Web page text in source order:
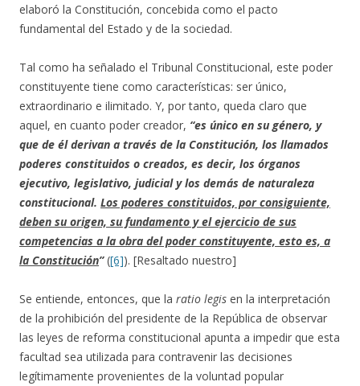
elaboró la Constitución, concebida como el pacto
fundamental del Estado y de la sociedad.
Tal como ha señalado el Tribunal Constitucional, este poder
constituyente tiene como características: ser único,
extraordinario e ilimitado. Y, por tanto, queda claro que
aquel, en cuanto poder creador, “es único en su género, y
que de él derivan a través de la Constitución, los llamados
poderes constituidos o creados, es decir, los órganos
ejecutivo, legislativo, judicial y los demás de naturaleza
constitucional. Los poderes constituidos, por consiguiente,
deben su origen, su fundamento y el ejercicio de sus
competencias a la obra del poder constituyente, esto es, a
la Constitución”([6]). [Resaltado nuestro]
Se entiende, entonces, que la ratio legis en la interpretación
de la prohibición del presidente de la República de observar
las leyes de reforma constitucional apunta a impedir que esta
facultad sea utilizada para contravenir las decisiones
legítimamente provenientes de la voluntad popular